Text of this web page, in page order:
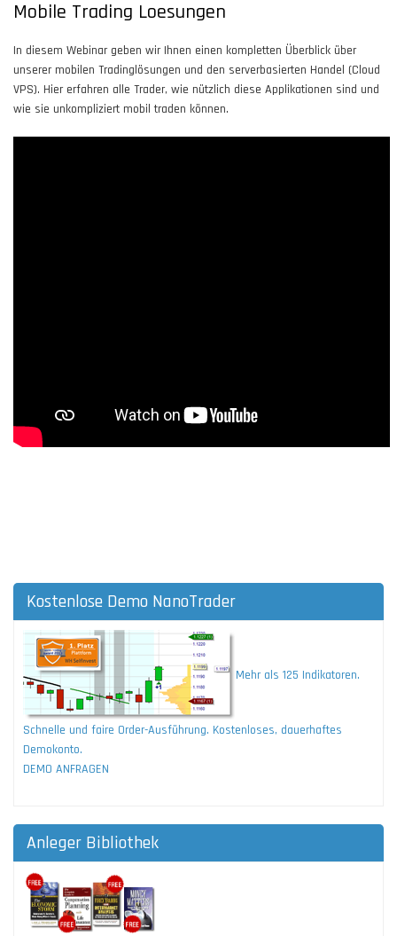
Mobile Trading Loesungen
In diesem Webinar geben wir Ihnen einen kompletten Überblick über
unserer mobilen Tradinglösungen und den serverbasierten Handel (Cloud
VPS). Hier erfahren alle Trader, wie nützlich diese Applikationen sind und
wie sie unkompliziert mobil traden können.
Kostenlose Demo NanoTrader
Mehr als 125 Indikatoren.
Schnelle und faire Order-Ausführung. Kostenloses, dauerhaftes
Demokonto.
DEMO ANFRAGEN
Anleger Bibliothek